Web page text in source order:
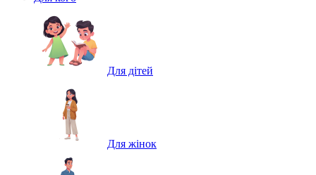
Для дітей
Для жінок